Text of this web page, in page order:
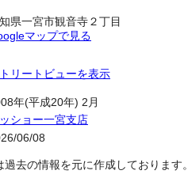
県一宮市観音寺２丁目
マップで見る
リートビューを表示
年(平成20年) 2月
ショー一宮支店
06/08
去の情報を元に作成しております。